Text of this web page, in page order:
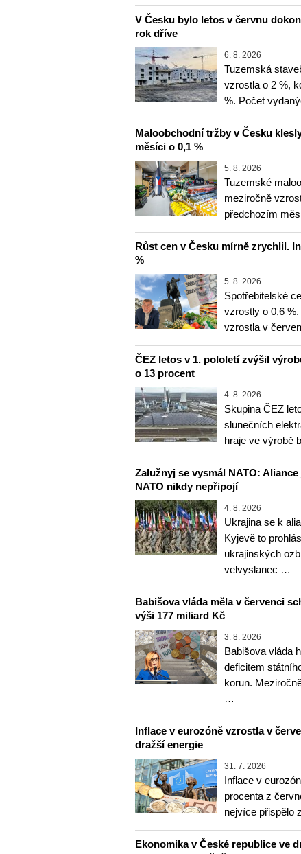
V Česku bylo letos v červnu
rok dříve
6. 8. 2026
Tuzemská
vzrostla o 2 %,
%. Počet
Maloobchodní tržby v Česku
měsíci o 0,1 %
5. 8. 2026
Tuzemské
meziročně
předchozím
Růst cen v Česku mírně zrychlil.
%
5. 8. 2026
Spotřebitelské
vzrostly o 0,6
vzrostla v
ČEZ letos v 1. pololetí zvýšil
o 13 procent
4. 8. 2026
Skupina ČEZ
slunečních
hraje ve výrobě
Zalužnyj se vysmál NATO:
NATO nikdy nepřipojí
4. 8. 2026
Ukrajina se k
Kyjevě to
ukrajinských
velvyslanec …
Babišova vláda měla v červenci
výši 177 miliard Kč
3. 8. 2026
Babišova vláda
deficitem
korun.
…
Inflace v eurozóně vzrostla v
dražší energie
31. 7. 2026
Inflace v
procenta z
nejvíce přispělo
Ekonomika v České republice ve